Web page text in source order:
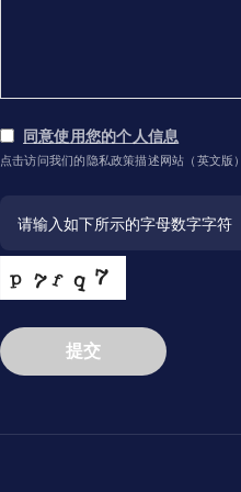
同意使用您的个人信息
点击访问我们的隐私政策描述网站（英文版
提交